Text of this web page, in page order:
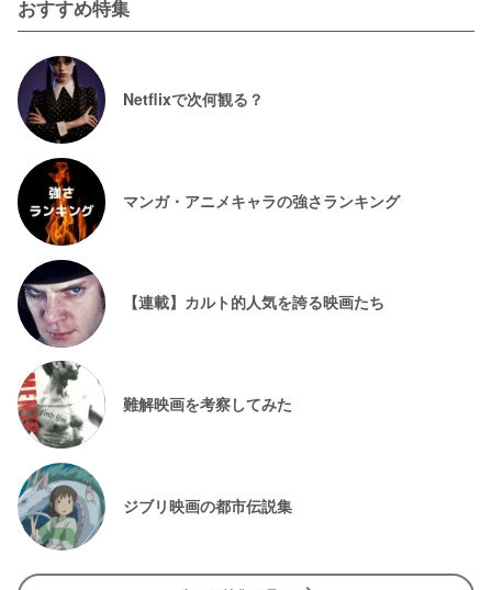
おすすめ特集
Netflixで次何観る？
マンガ・アニメキャラの強さランキング
【連載】カルト的人気を誇る映画たち
難解映画を考察してみた
ジブリ映画の都市伝説集